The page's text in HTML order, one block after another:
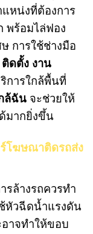
หน่งที่ต้องการ
พร้อมไล่ฟอง
การใช้ช่างมือ
ดตั้ง งาน
การใกล้พื้นที่
ล้ฉัน จะช่วยให้
มากยิ่งขึ้น
ร์โฆษณาติดรถส่ง
รล้างรถควรทำ
หัวฉีดน้ำแรงดัน
อาจทำให้ขอบ